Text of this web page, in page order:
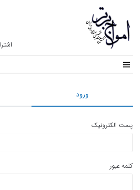
نشریه
ماهنامه
ایران
ورود
پست الکترونیک
کلمه عبور